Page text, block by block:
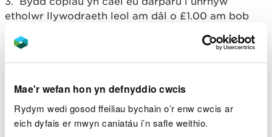
Mae'r wefan hon yn defnyddio cwcis
Rydym wedi gosod ffeiliau bychain o’r enw cwcis ar
eich dyfais er mwyn caniatáu i’n safle weithio.
etholwr llywodraeth leol am dâl o £1.00 am bob
Lawrlwythiadau dogfennau
cysylltiedig
IDD Annual Return CYM 202425